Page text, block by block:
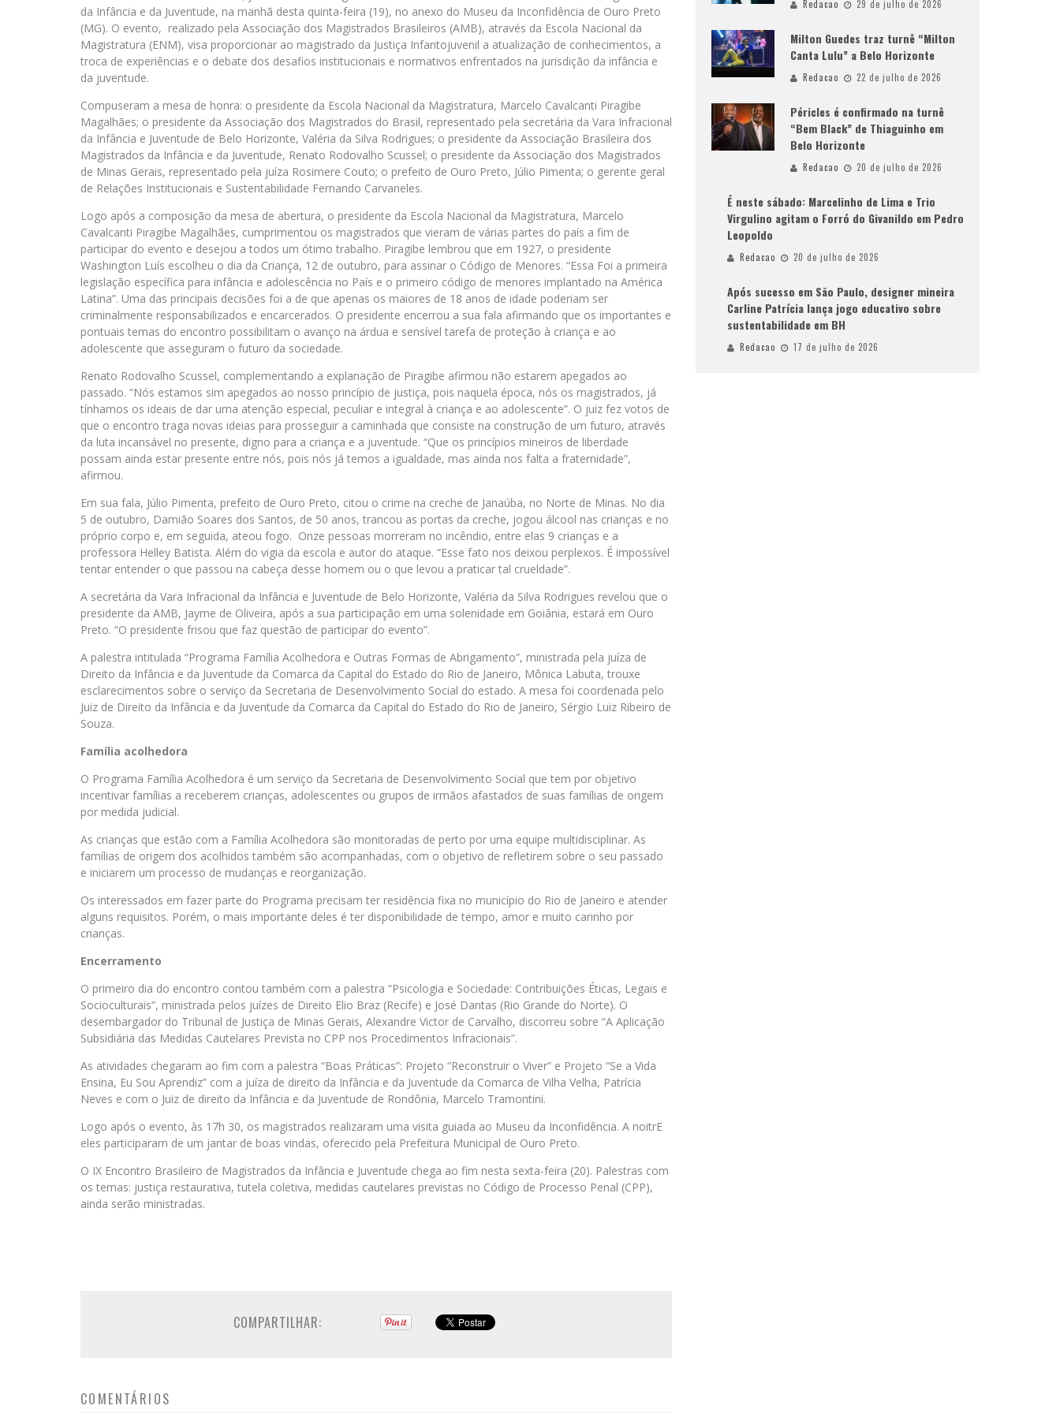
da Infância e da Juventude, na manhã desta quinta-feira (19), no anexo do Museu da Inconfidência de Ouro Preto
(MG). O evento, realizado pela Associação dos Magistrados Brasileiros (AMB), através da Escola Nacional da
Magistratura (ENM), visa proporcionar ao magistrado da Justiça Infantojuvenil a atualização de conhecimentos, a
troca de experiências e o debate dos desafios institucionais e normativos enfrentados na jurisdição da infância e
da juventude.
Compuseram a mesa de honra: o presidente da Escola Nacional da Magistratura, Marcelo Cavalcanti Piragibe
Magalhães; o presidente da Associação dos Magistrados do Brasil, representado pela secretária da Vara Infracional
da Infância e Juventude de Belo Horizonte, Valéria da Silva Rodrigues; o presidente da Associação Brasileira dos
Magistrados da Infância e da Juventude, Renato Rodovalho Scussel; o presidente da Associação dos Magistrados
de Minas Gerais, representado pela juíza Rosimere Couto; o prefeito de Ouro Preto, Júlio Pimenta; o gerente geral
de Relações Institucionais e Sustentabilidade Fernando Carvaneles.
Logo após a composição da mesa de abertura, o presidente da Escola Nacional da Magistratura, Marcelo
Cavalcanti Piragibe Magalhães, cumprimentou os magistrados que vieram de várias partes do país a fim de
participar do evento e desejou a todos um ótimo trabalho. Piragibe lembrou que em 1927, o presidente
Washington Luís escolheu o dia da Criança, 12 de outubro, para assinar o Código de Menores. “Essa Foi a primeira
legislação específica para infância e adolescência no País e o primeiro código de menores implantado na América
Latina”. Uma das principais decisões foi a de que apenas os maiores de 18 anos de idade poderiam ser
criminalmente responsabilizados e encarcerados. O presidente encerrou a sua fala afirmando que os importantes e
pontuais temas do encontro possibilitam o avanço na árdua e sensível tarefa de proteção à criança e ao
adolescente que asseguram o futuro da sociedade.
Renato Rodovalho Scussel, complementando a explanação de Piragibe afirmou não estarem apegados ao
passado. “Nós estamos sim apegados ao nosso princípio de justiça, pois naquela época, nós os magistrados, já
tínhamos os ideais de dar uma atenção especial, peculiar e integral à criança e ao adolescente”. O juiz fez votos de
que o encontro traga novas ideias para prosseguir a caminhada que consiste na construção de um futuro, através
da luta incansável no presente, digno para a criança e a juventude. “Que os princípios mineiros de liberdade
possam ainda estar presente entre nós, pois nós já temos a igualdade, mas ainda nos falta a fraternidade”,
afirmou.
Em sua fala, Júlio Pimenta, prefeito de Ouro Preto, citou o crime na creche de Janaúba, no Norte de Minas. No dia
5 de outubro, Damião Soares dos Santos, de 50 anos, trancou as portas da creche, jogou álcool nas crianças e no
próprio corpo e, em seguida, ateou fogo. Onze pessoas morreram no incêndio, entre elas 9 crianças e a
professora Helley Batista. Além do vigia da escola e autor do ataque. “Esse fato nos deixou perplexos. É impossível
tentar entender o que passou na cabeça desse homem ou o que levou a praticar tal crueldade”.
A secretária da Vara Infracional da Infância e Juventude de Belo Horizonte, Valéria da Silva Rodrigues revelou que o
presidente da AMB, Jayme de Oliveira, após a sua participação em uma solenidade em Goiânia, estará em Ouro
Preto. “O presidente frisou que faz questão de participar do evento”.
A palestra intitulada “Programa Família Acolhedora e Outras Formas de Abrigamento”, ministrada pela juíza de
Direito da Infância e da Juventude da Comarca da Capital do Estado do Rio de Janeiro, Mônica Labuta, trouxe
esclarecimentos sobre o serviço da Secretaria de Desenvolvimento Social do estado. A mesa foi coordenada pelo
Juiz de Direito da Infância e da Juventude da Comarca da Capital do Estado do Rio de Janeiro, Sérgio Luiz Ribeiro de
Souza.
Família acolhedora
O Programa Família Acolhedora é um serviço da Secretaria de Desenvolvimento Social que tem por objetivo
incentivar famílias a receberem crianças, adolescentes ou grupos de irmãos afastados de suas famílias de origem
por medida judicial.
As crianças que estão com a Família Acolhedora são monitoradas de perto por uma equipe multidisciplinar. As
famílias de origem dos acolhidos também são acompanhadas, com o objetivo de refletirem sobre o seu passado
e iniciarem um processo de mudanças e reorganização.
Os interessados em fazer parte do Programa precisam ter residência fixa no município do Rio de Janeiro e atender
alguns requisitos. Porém, o mais importante deles é ter disponibilidade de tempo, amor e muito carinho por
crianças.
Encerramento
O primeiro dia do encontro contou também com a palestra “Psicologia e Sociedade: Contribuições Éticas, Legais e
Socioculturais”, ministrada pelos juízes de Direito Elio Braz (Recife) e José Dantas (Rio Grande do Norte). O
desembargador do Tribunal de Justiça de Minas Gerais, Alexandre Victor de Carvalho, discorreu sobre “A Aplicação
Subsidiária das Medidas Cautelares Prevista no CPP nos Procedimentos Infracionais”.
As atividades chegaram ao fim com a palestra “Boas Práticas”: Projeto “Reconstruir o Viver” e Projeto “Se a Vida
Ensina, Eu Sou Aprendiz” com a juíza de direito da Infância e da Juventude da Comarca de Vilha Velha, Patrícia
Neves e com o Juiz de direito da Infância e da Juventude de Rondônia, Marcelo Tramontini.
Logo após o evento, às 17h 30, os magistrados realizaram uma visita guiada ao Museu da Inconfidência. A noitrE
eles participaram de um jantar de boas vindas, oferecido pela Prefeitura Municipal de Ouro Preto.
O IX Encontro Brasileiro de Magistrados da Infância e Juventude chega ao fim nesta sexta-feira (20). Palestras com
os temas: justiça restaurativa, tutela coletiva, medidas cautelares previstas no Código de Processo Penal (CPP),
ainda serão ministradas.
COMPARTILHAR:
COMENTÁRIOS
Redacao 29 de julho de 2026
Milton Guedes traz turnê “Milton
Canta Lulu” a Belo Horizonte
Redacao 22 de julho de 2026
Péricles é confirmado na turnê
“Bem Black” de Thiaguinho em
Belo Horizonte
Redacao 20 de julho de 2026
É neste sábado: Marcelinho de Lima e Trio
Virgulino agitam o Forró do Givanildo em Pedro
Leopoldo
Redacao 20 de julho de 2026
Após sucesso em São Paulo, designer mineira
Carline Patrícia lança jogo educativo sobre
sustentabilidade em BH
Redacao 17 de julho de 2026